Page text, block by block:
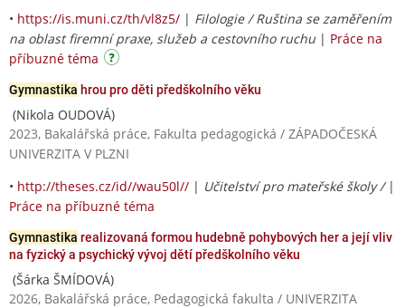
• https://is.muni.cz/th/vl8z5/ | Filologie / Ruština se zaměřením
na oblast firemní praxe, služeb a cestovního ruchu | Práce na
příbuzné téma
Gymnastika hrou pro děti předškolního věku
(Nikola OUDOVÁ)
2023, Bakalářská práce, Fakulta pedagogická / ZÁPADOČESKÁ
UNIVERZITA V PLZNI
• http://theses.cz/id//wau50l// | Učitelství pro mateřské školy / |
Práce na příbuzné téma
Gymnastika realizovaná formou hudebně pohybových her a její vliv
na fyzický a psychický vývoj dětí předškolního věku
(Šárka ŠMÍDOVÁ)
2026, Bakalářská práce, Pedagogická fakulta / UNIVERZITA